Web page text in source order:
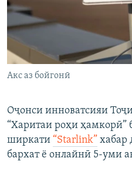
Акс аз бойгонӣ
Оҷонси инноватсияи
“Харитаи роҳи ҳамкорӣ”
ширкати “Starlink” хабар
бархат ё онлайнӣ 5-уми